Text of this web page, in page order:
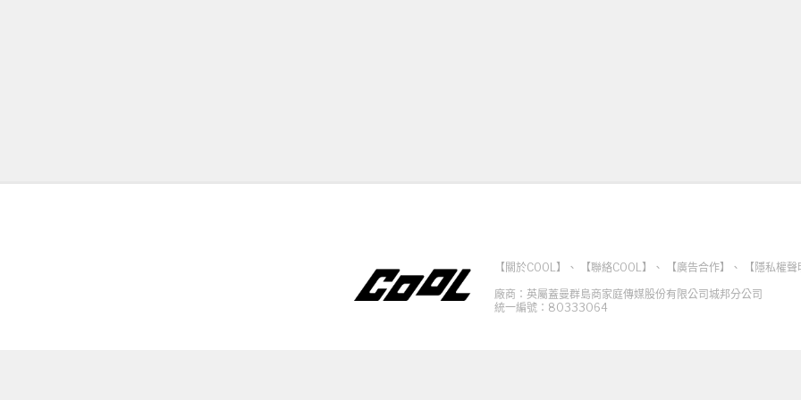
【關於COOL】 、 【聯絡COOL】 、 【廣告合作】 、
【隱私權
廠商：英屬蓋曼群島商家庭傳媒股份有限公司城邦分公司
統一編號：80333064